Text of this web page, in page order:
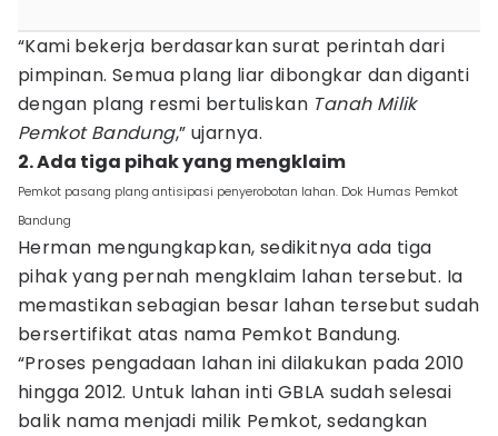
“Kami bekerja berdasarkan surat perintah dari
pimpinan. Semua plang liar dibongkar dan diganti
dengan plang resmi bertuliskan Tanah Milik
Pemkot Bandung,” ujarnya.
2. Ada tiga pihak yang mengklaim
Pemkot pasang plang antisipasi penyerobotan lahan. Dok Humas Pemkot
Bandung
Herman mengungkapkan, sedikitnya ada tiga
pihak yang pernah mengklaim lahan tersebut. Ia
memastikan sebagian besar lahan tersebut sudah
bersertifikat atas nama Pemkot Bandung.
“Proses pengadaan lahan ini dilakukan pada 2010
hingga 2012. Untuk lahan inti GBLA sudah selesai
balik nama menjadi milik Pemkot, sedangkan